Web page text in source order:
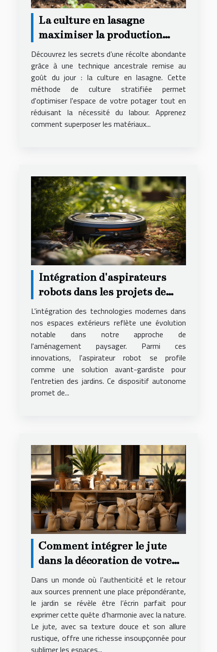
La culture en lasagne
maximiser la production
dans votre potager sans
labour
Découvrez les secrets d’une récolte abondante
grâce à une technique ancestrale remise au
goût du jour : la culture en lasagne. Cette
méthode de culture stratifiée permet
d'optimiser l'espace de votre potager tout en
réduisant la nécessité du labour. Apprenez
comment superposer les matériaux...
Intégration d'aspirateurs
robots dans les projets de
rénovation de jardin
L'intégration des technologies modernes dans
nos espaces extérieurs reflète une évolution
notable dans notre approche de
l'aménagement paysager. Parmi ces
innovations, l'aspirateur robot se profile
comme une solution avant-gardiste pour
l'entretien des jardins. Ce dispositif autonome
promet de...
Comment intégrer le jute
dans la décoration de votre
jardin pour un look naturel
Dans un monde où l’authenticité et le retour
aux sources prennent une place prépondérante,
le jardin se révèle être l’écrin parfait pour
exprimer cette quête d’harmonie avec la nature.
Le jute, avec sa texture douce et son allure
rustique, offre une richesse insoupçonnée pour
sublimer les espaces...